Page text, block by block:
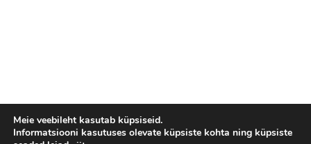
Meie veebileht kasutab küpsiseid.
Informatsiooni kasutuses olevate küpsiste kohta ning küpsiste